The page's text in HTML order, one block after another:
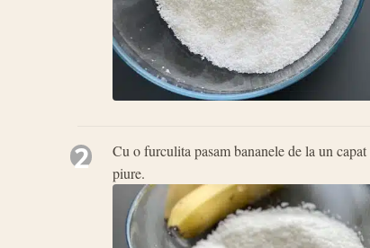
2
Cu o furculita pasam bananele de la un
piure.